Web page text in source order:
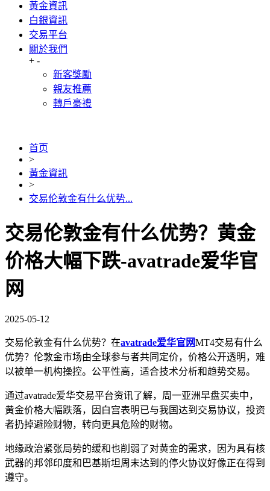
黃金資訊
白銀資訊
交易平台
關於我們
+ -
新客獎勵
親友推薦
轉戶豪禮
首页
>
黃金資訊
>
交易伦敦金有什么优势...
交易伦敦金有什么优势？黄金
价格大幅下跌-avatrade爱华官
网
2025-05-12
交易伦敦金有什么优势？在avatrade爱华官网MT4交易有什么
优势？伦敦金市场由全球参与者共同定价，价格公开透明，难
以被单一机构操控。公平性高，适合技术分析和趋势交易。
通过avatrade爱华交易平台资讯了解，周一亚洲早盘买卖中，
黄金价格大幅跌落，因白宫表明已与我国达到交易协议，投资
者扔掉避险财物，转向更具危险的财物。
地缘政治紧张局势的缓和也削弱了对黄金的需求，因为具有核
武器的邦邻印度和巴基斯坦周末达到的停火协议好像正在得到
遵守。